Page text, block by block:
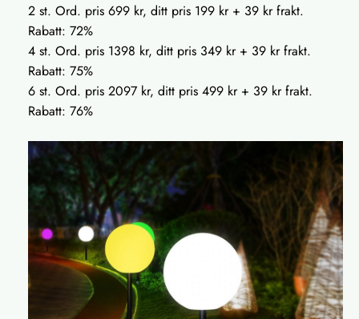
2 st. Ord. pris 699 kr, ditt pris 199 kr + 39 kr frakt.
Rabatt: 72%
4 st. Ord. pris 1398 kr, ditt pris 349 kr + 39 kr frakt.
Rabatt: 75%
6 st. Ord. pris 2097 kr, ditt pris 499 kr + 39 kr frakt.
Rabatt: 76%